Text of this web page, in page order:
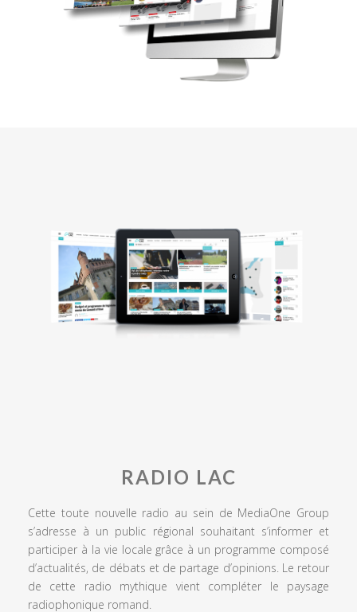
RADIO LAC
Cette toute nouvelle radio au sein de MediaOne Group
s’adresse à un public régional souhaitant s’informer et
participer à la vie locale grâce à un programme composé
d’actualités, de débats et de partage d’opinions. Le retour
de cette radio mythique vient compléter le paysage
radiophonique romand.